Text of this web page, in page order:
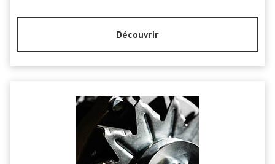
Découvrir